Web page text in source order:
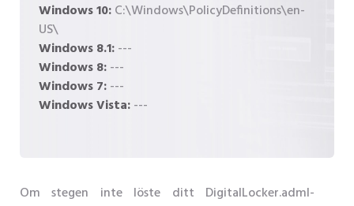
Windows 10:C:\Windows\PolicyDefinitions\en-
US\
Windows 8.1:---
Windows 8:---
Windows 7:---
Windows Vista:---
Om stegen inte löste ditt DigitalLocker.adml-